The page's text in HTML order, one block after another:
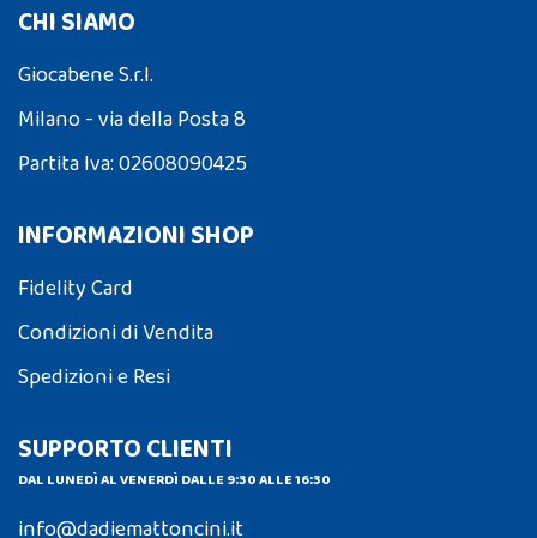
CHI SIAMO
Giocabene S.r.l.
Milano - via della Posta 8
Partita Iva: 02608090425
INFORMAZIONI SHOP
Fidelity Card
Condizioni di Vendita
Spedizioni e Resi
SUPPORTO CLIENTI
DAL LUNEDÌ AL VENERDÌ DALLE 9:30 ALLE 16:30
info@dadiemattoncini.it